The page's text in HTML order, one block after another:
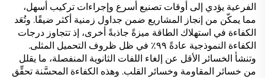
الفرعية يؤدي إلى أوقات تصنيع أسرع وإجراءات تركيب أسهل،
مما يمكّن من إنجاز المشاريع ضمن جداول زمنية أكثر ضيقًا. وتُعَد
الكفاءة في استهلاك الطاقة ميزةً جاذبةً أخرى، إذ تتجاوز درجات
الكفاءة النموذجية عادةً ٩٩٪ في ظل ظروف التحميل المثلى.
وتنشأ الخسائر الأقل عن إلغاء اللفات الثانوية المنفصلة، ما يقلل
من خسائر المقاومة وخسائر القلب. وهذه الكفاءة المحسَّنة تحقِّق